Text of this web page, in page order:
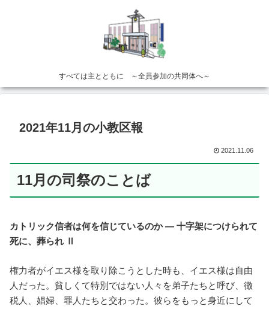
すべては主とともに ～全員参加の共同体へ～
2021年11月の小教区報
2021.11.06
11月の司祭のことば
カトリック信者は何を信じているのか — 十字架につけられて
死に、葬られ Ⅱ
権力者がイエス様を取り除こうとした時も、イエス様は自由
人だった。貧しくて特別ではない人々を弟子たちと呼び、徴
税人、娼婦、罪人たちと交わった。彼らをもっと身近にして